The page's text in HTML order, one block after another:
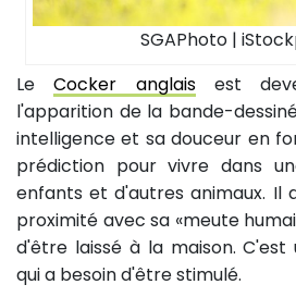
SGAPhoto |
LeCocker anglaisest
l'apparition de la bande-
intelligence et sa douceur en
prédiction pour vivre dans
enfants et d'autres animaux. Il
proximité avec sa «meute
d'être laissé à la maison. C'est
qui a besoin d'être stimulé.